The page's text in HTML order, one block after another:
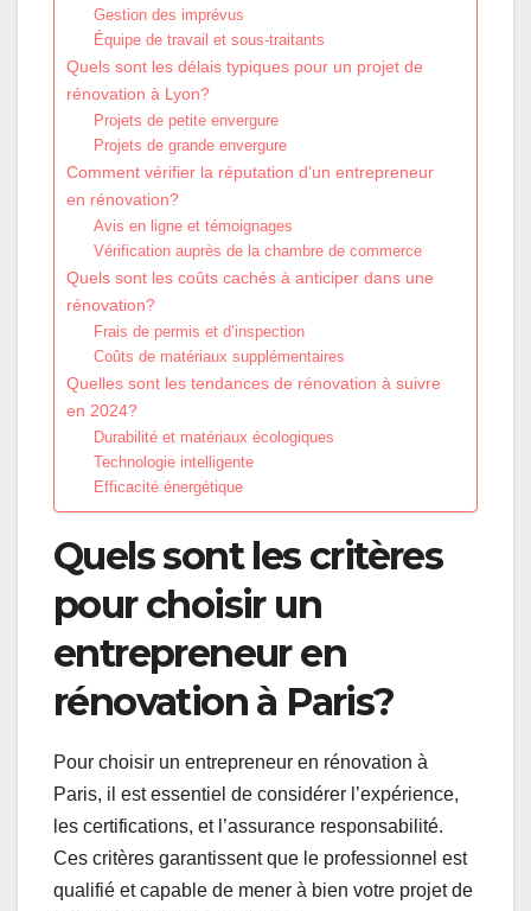
Gestion des imprévus
Équipe de travail et sous-traitants
Quels sont les délais typiques pour un projet de
rénovation à Lyon?
Projets de petite envergure
Projets de grande envergure
Comment vérifier la réputation d’un entrepreneur
en rénovation?
Avis en ligne et témoignages
Vérification auprès de la chambre de commerce
Quels sont les coûts cachés à anticiper dans une
rénovation?
Frais de permis et d’inspection
Coûts de matériaux supplémentaires
Quelles sont les tendances de rénovation à suivre
en 2024?
Durabilité et matériaux écologiques
Technologie intelligente
Efficacité énergétique
Quels sont les critères
pour choisir un
entrepreneur en
rénovation à Paris?
Pour choisir un entrepreneur en rénovation à
Paris, il est essentiel de considérer l’expérience,
les certifications, et l’assurance responsabilité.
Ces critères garantissent que le professionnel est
qualifié et capable de mener à bien votre projet de